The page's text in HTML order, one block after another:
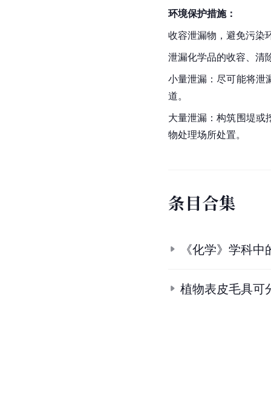
环境保护措施：
收容泄漏物，避免污染
泄漏化学品的收容、清
小量泄漏：尽可能将泄
道。
大量泄漏：构筑围堤或
物处理场所处置。
条目合集
《化学》学科
植物表皮毛具可